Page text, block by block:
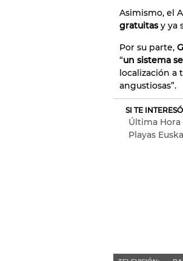
Asimismo, el
gratuitasy ya
Por su parte,
“un sistema
localización a
angustiosas”.
SI TE
Última Hora
Playas